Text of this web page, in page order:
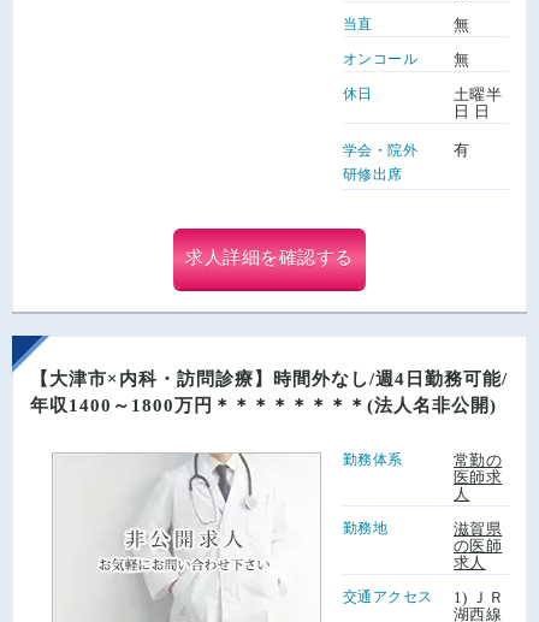
当直 無
オンコール 無
休日
土曜半
日 日
学会・院外
研修出席
有
求人詳細を確認する
【大津市×内科・訪問診療】時間外なし/週4日勤務可能/
年収1400～1800万円＊＊＊＊＊＊＊＊(法人名非公開)
勤務体系
常勤の
医師求
人
勤務地
滋賀県
の医師
求人
交通アクセス
1) ＪＲ
湖西線